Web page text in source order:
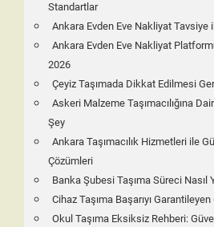
Standartlar
Ankara Evden Eve Nakliyat Tavsiye
Ankara Evden Eve Nakliyat
2026
Çeyiz Taşımada Dikkat Edilmesi
Askeri Malzeme Taşımacılığına
Şey
Ankara Taşımacılık Hizmetleri ile
Çözümleri
Banka Şubesi Taşıma Süreci Nasıl
Cihaz Taşıma Başarıyı
Okul Taşıma Eksiksiz Rehberi: